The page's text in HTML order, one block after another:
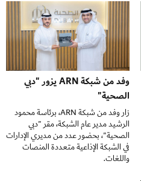
وفد من شبكة ARN يزور "دبي
الصحية"
زار وفد من شبكة ARN، برئاسة محمود
الرشيد مدير عام الشبكة، مقر "دبي
الصحية"، بحضور عدد من مديري الإدارات
في الشبكة الإذاعية متعددة المنصات
واللغات.